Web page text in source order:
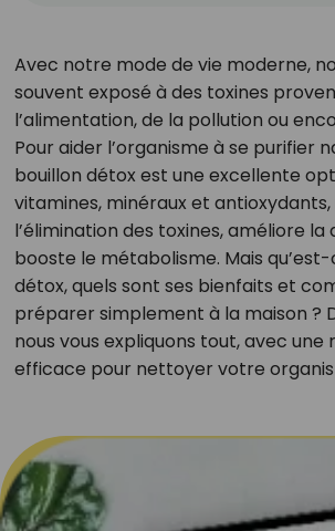
Avec notre mode de vie moderne,
souvent exposé à des toxines
l’alimentation, de la pollution ou
Pour aider l’organisme à se purifier
bouillon détox est une excellente
vitamines, minéraux et antioxydants,
l’élimination des toxines, améliore la
booste le métabolisme. Mais qu’est-
détox, quels sont ses bienfaits et
préparer simplement à la maison ?
nous vous expliquons tout, avec
efficace pour nettoyer votre